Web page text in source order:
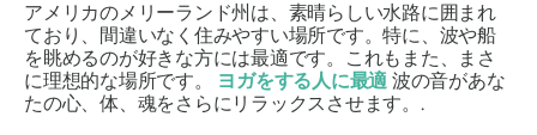
アメリカのメリーランド州は、素晴らしい水路に囲まれ
ており、間違いなく住みやすい場所です。特に、波や船
を眺めるのが好きな方には最適です。これもまた、まさ
に理想的な場所です。 ヨガをする人に最適 波の音があな
たの心、体、魂をさらにリラックスさせます。.